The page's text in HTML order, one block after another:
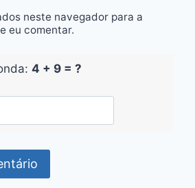
neste navegador para a
eu comentar.
4 + 9 = ?